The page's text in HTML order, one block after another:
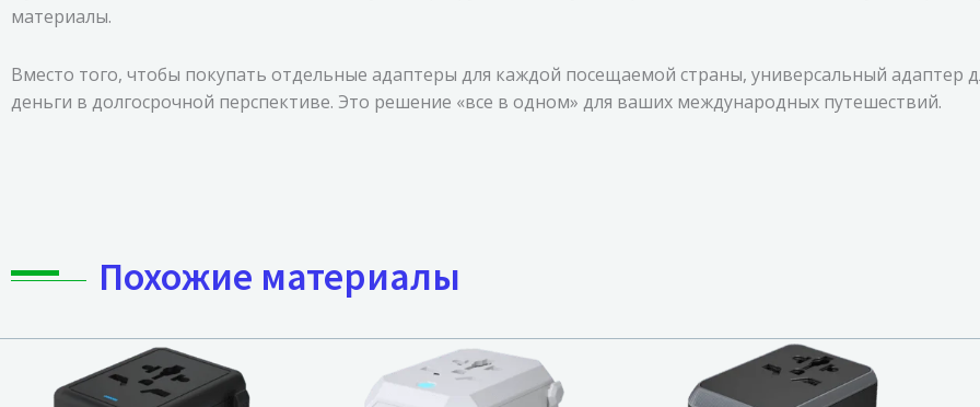
материалы.
Вместо того, чтобы покупать отдельные адаптеры для каждой посещаемой страны, универсальный адаптер
деньги в долгосрочной перспективе. Это решение «все в одном» для ваших международных путешествий.
Похожие материалы